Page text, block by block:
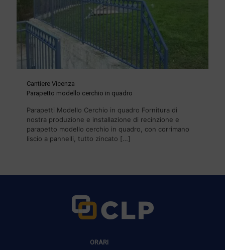
Cantiere Vicenza
Parapetto modello cerchio in quadro
Parapetti Modello Cerchio in quadro Fornitura di
nostra produzione e installazione di recinzione e
parapetto modello cerchio in quadro, con corrimano
liscio a pannelli, tutto zincato […]
ORARI